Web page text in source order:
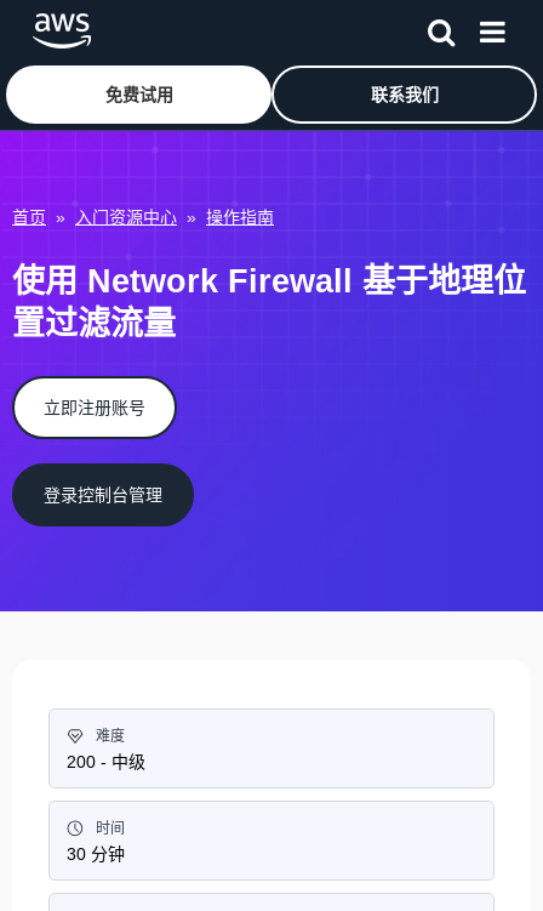
免费试用 联系我们
首页 » 入门资源中心 » 操作指南
使用 Network Firewall 基于地理位
置过滤流量
立即注册账号
登录控制台管理
难度
200 - 中级
时间
30 分钟